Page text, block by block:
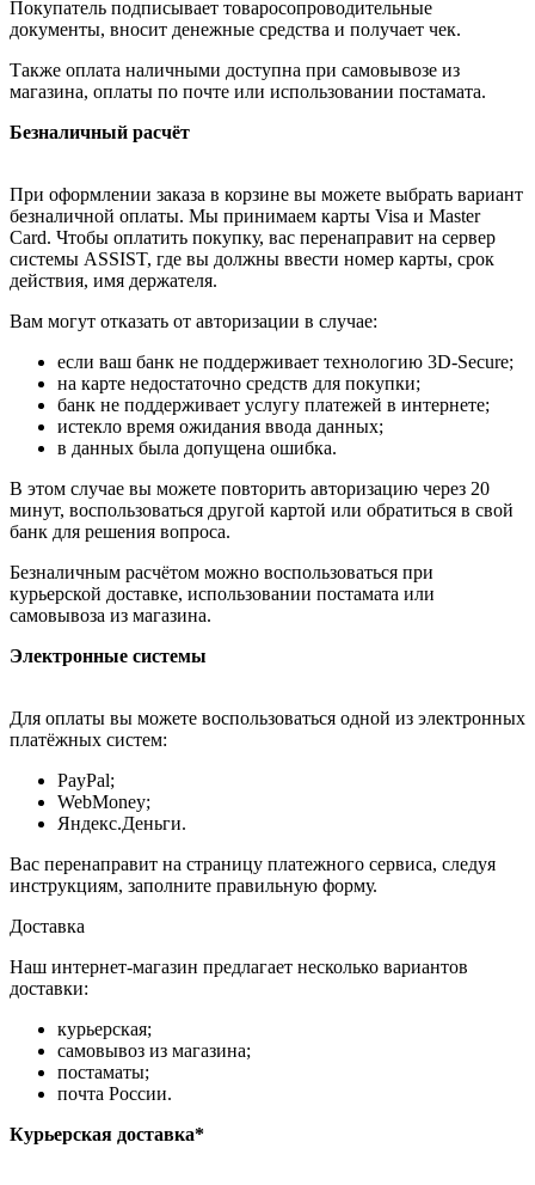
Покупатель подписывает товаросопроводительные
документы, вносит денежные средства и получает чек.
Также оплата наличными доступна при самовывозе из
магазина, оплаты по почте или использовании постамата.
Безналичный расчёт
При оформлении заказа в корзине вы можете выбрать вариант
безналичной оплаты. Мы принимаем карты Visa и Master
Card. Чтобы оплатить покупку, вас перенаправит на сервер
системы ASSIST, где вы должны ввести номер карты, срок
действия, имя держателя.
Вам могут отказать от авторизации в случае:
если ваш банк не поддерживает технологию 3D-Secure;
на карте недостаточно средств для покупки;
банк не поддерживает услугу платежей в интернете;
истекло время ожидания ввода данных;
в данных была допущена ошибка.
В этом случае вы можете повторить авторизацию через 20
минут, воспользоваться другой картой или обратиться в свой
банк для решения вопроса.
Безналичным расчётом можно воспользоваться при
курьерской доставке, использовании постамата или
самовывоза из магазина.
Электронные системы
Для оплаты вы можете воспользоваться одной из электронных
платёжных систем:
PayPal;
WebMoney;
Яндекс.Деньги.
Вас перенаправит на страницу платежного сервиса, следуя
инструкциям, заполните правильную форму.
Доставка
Наш интернет-магазин предлагает несколько вариантов
доставки:
курьерская;
самовывоз из магазина;
постаматы;
почта России.
Курьерская доставка*